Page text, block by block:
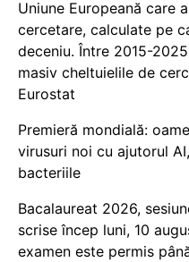
Uniune Europeană care
cercetare, calculate pe
deceniu. Între 2015-
masiv cheltuielile de
Eurostat
Premieră mondială:
virusuri noi cu ajutorul
bacteriile
Bacalaureat 2026,
scrise încep luni, 10
examen este permis